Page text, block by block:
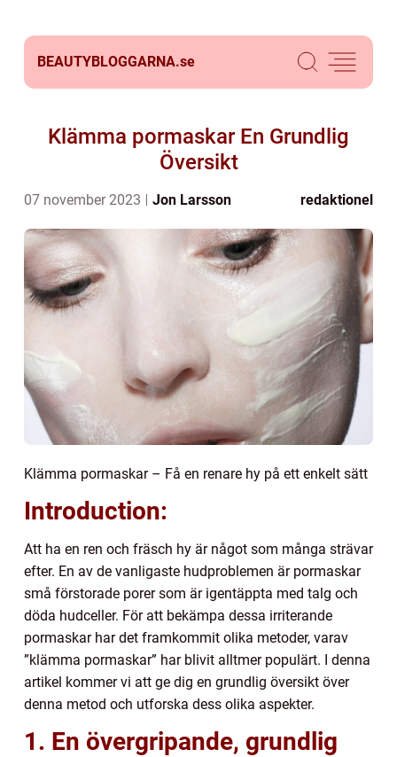
BEAUTYBLOGGARNA.se
Klämma pormaskar En Grundlig
Översikt
07 november 2023 Jon Larsson redaktionel
Klämma pormaskar – Få en renare hy på ett enkelt sätt
Introduction:
Att ha en ren och fräsch hy är något som många strävar
efter. En av de vanligaste hudproblemen är pormaskar
små förstorade porer som är igentäppta med talg och
döda hudceller. För att bekämpa dessa irriterande
pormaskar har det framkommit olika metoder, varav
”klämma pormaskar” har blivit alltmer populärt. I denna
artikel kommer vi att ge dig en grundlig översikt över
denna metod och utforska dess olika aspekter.
1. En övergripande, grundlig